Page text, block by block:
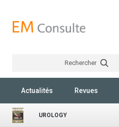
Rechercher
Actualités Revues
UROLOGY